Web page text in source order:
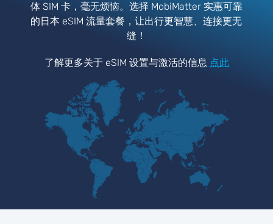
体 SIM 卡，毫无烦恼。选择 MobiMatter 实惠可靠
的日本 eSIM 流量套餐，让出行更智慧、连接更无
缝！
了解更多关于 eSIM 设置与激活的信息 点此